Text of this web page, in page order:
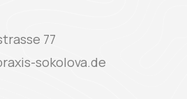
77
sokolova.de